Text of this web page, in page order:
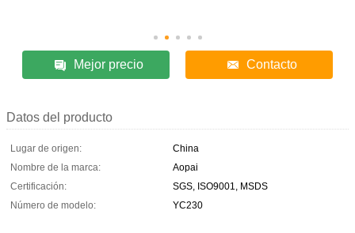
Mejor precio Contacto
Datos del producto
Lugar de origen:
China
Nombre de la marca:
Aopai
Certificación:
SGS, ISO9001, MSDS
Número de modelo:
YC230